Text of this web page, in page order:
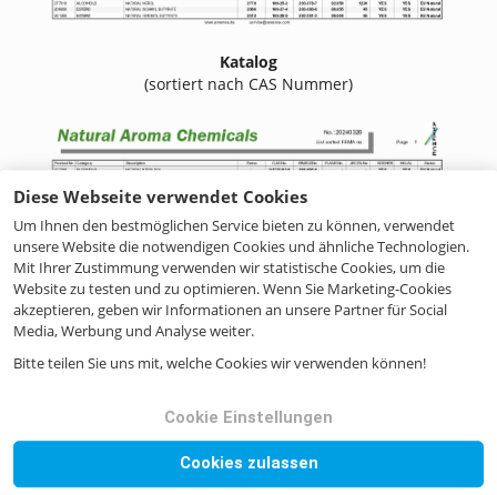
Diese Webseite verwendet Cookies
Um Ihnen den bestmöglichen Service bieten zu können, verwendet
unsere Website die notwendigen Cookies und ähnliche Technologien.
Mit Ihrer Zustimmung verwenden wir statistische Cookies, um die
Website zu testen und zu optimieren. Wenn Sie Marketing-Cookies
akzeptieren, geben wir Informationen an unsere Partner für Social
Media, Werbung und Analyse weiter.
Bitte teilen Sie uns mit, welche Cookies wir verwenden können!
Cookie Einstellungen
Cookies zulassen
Katalog
(sortiert nach CAS Nummer)
Katalog
(sortiert nach FEMA Nummer)